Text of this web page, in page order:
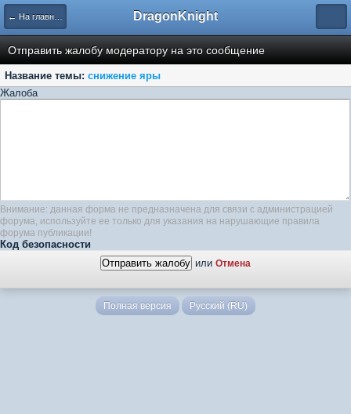
← На главную DragonKnight
Отправить жалобу модератору на это сообщение
Название темы: снижение яры
Жалоба
Внимание: данная форма не предназначена для связи с администрацией
форума, используйте ее только для указания на нарушающие правила
форума публикации!
Код безопасности
или Отмена
Полная версия Русский (RU)